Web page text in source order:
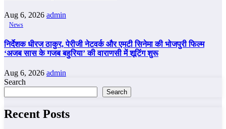
Aug 6, 2026 admin
News
निर्देशक धीरज ठाकुर, पेरीजी नेटवर्क और एमटी सिनेमा की भोजपुरी फिल्म
‘अजब सास के गजब बहुरिया’ की वाराणसी में शूटिंग शुरू
Aug 6, 2026 admin
Search
Search
Recent Posts